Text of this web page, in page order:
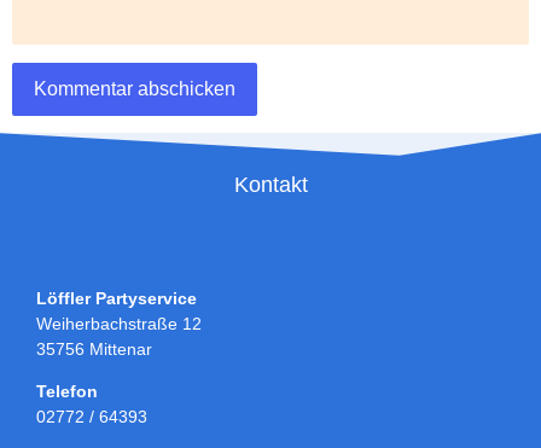
Kontakt
Löffler Partyservice
Weiherbachstraße 12
35756 Mittenar
Telefon
02772 / 64393